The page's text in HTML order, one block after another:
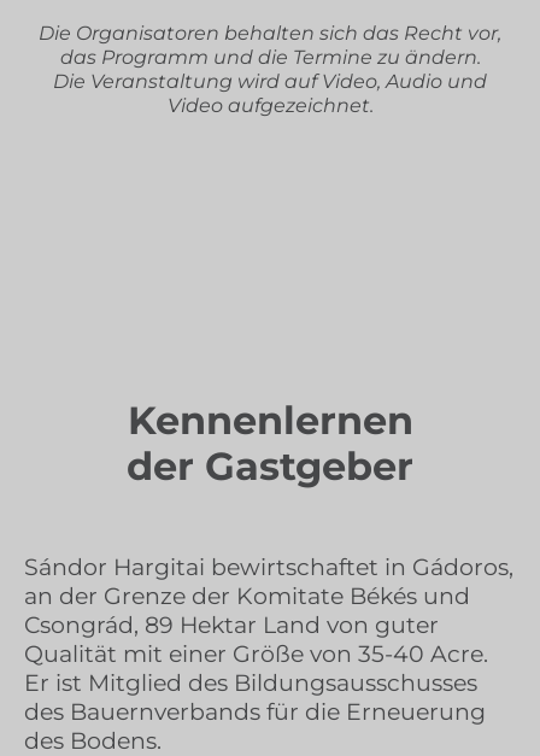
Die Organisatoren behalten sich das Recht vor,
das Programm und die Termine zu ändern.
Die Veranstaltung wird auf Video, Audio und
Video aufgezeichnet.
Kennenlernen
der Gastgeber
Sándor Hargitai bewirtschaftet in Gádoros,
an der Grenze der Komitate Békés und
Csongrád, 89 Hektar Land von guter
Qualität mit einer Größe von 35-40 Acre.
Er ist Mitglied des Bildungsausschusses
des Bauernverbands für die Erneuerung
des Bodens.